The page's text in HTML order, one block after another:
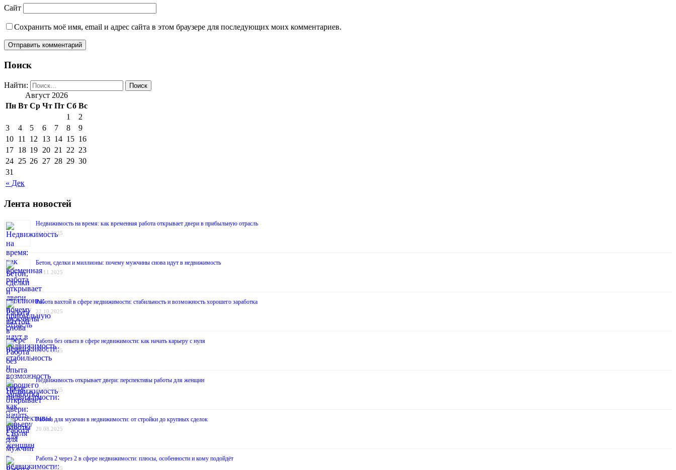
Сайт
Сохранить моё имя, email и адрес сайта в этом браузере для последующих моих комментариев.
Поиск
Найти:
Август 2026
Пн Вт Ср Чт Пт Сб Вс
« Дек
1
2
3
4 5 6 7 8
9
10 11 12 13 14 15 16
17 18 19 20 21 22 23
24 25 26 27 28 29 30
31
Лента новостей
Недвижимость на время: как временная работа открывает двери в прибыльную отрасль
04.12.2025
Бетон, сделки и миллионы: почему мужчины снова идут в недвижимость
12.11.2025
Работа вахтой в сфере недвижимости: стабильность и возможность хорошего заработка
22.10.2025
Работа без опыта в сфере недвижимости: как начать карьеру с нуля
01.10.2025
Недвижимость открывает двери: перспективы работы для женщин
10.09.2025
Работа для мужчин в недвижимости: от стройки до крупных сделок
20.08.2025
Работа 2 через 2 в сфере недвижимости: плюсы, особенности и кому подойдёт
29.07.2025